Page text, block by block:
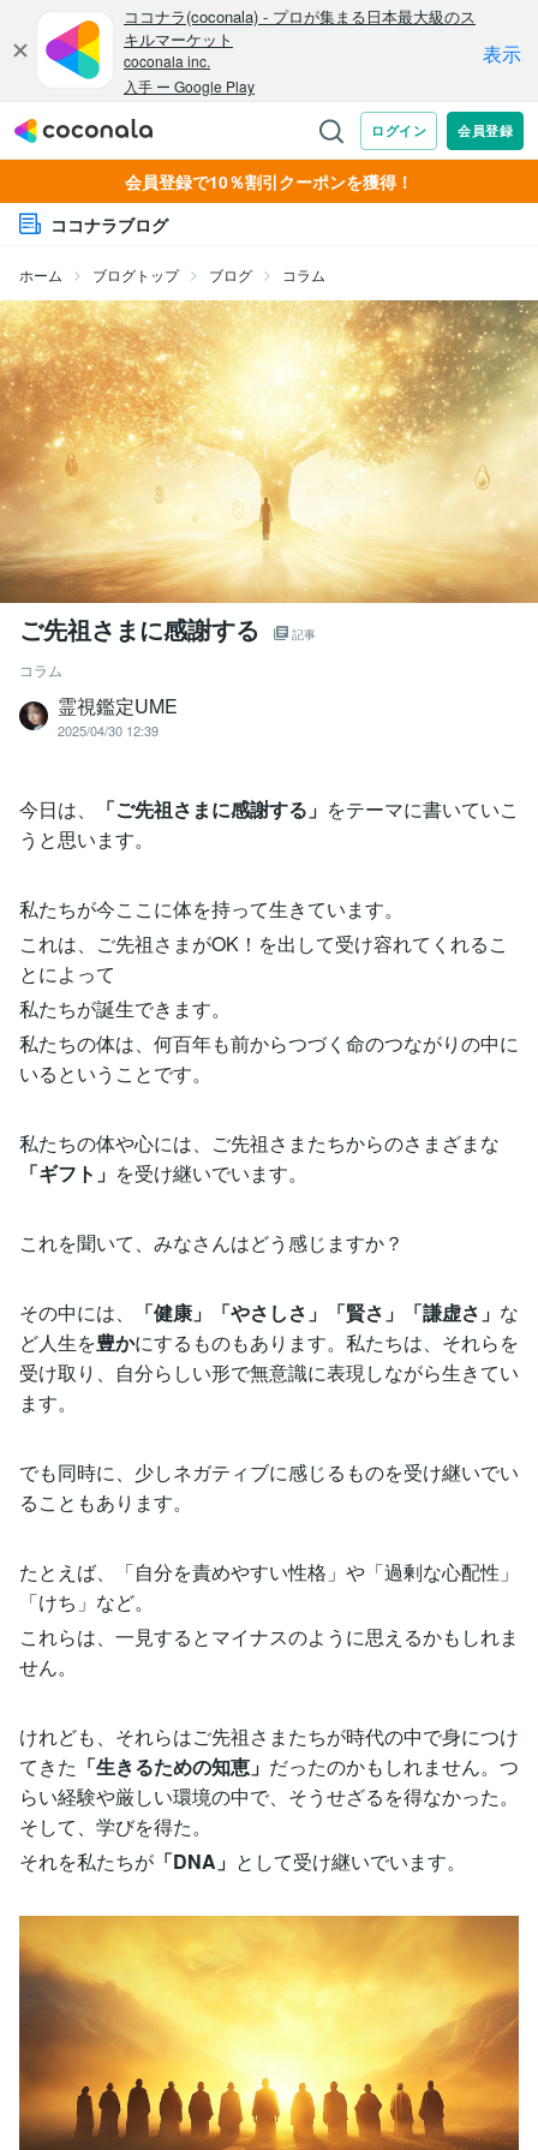
会員登録で10％割引クーポンを獲得！
ココナラブログ
ホーム ブログトップ ブログ コラム
ご先祖さまに感謝する 記事
コラム
霊視鑑定UME
2025/04/30 12:39
今日は、 「ご先祖さまに感謝する」 をテーマに書いていこ
うと思います。
私たちが今ここに体を持って生きています。
これは、ご先祖さまがOK！を出して受け容れてくれるこ
とによって
私たちが誕生できます。
私たちの体は、何百年も前からつづく命のつながりの中に
いるということです。
私たちの体や心には、ご先祖さまたちからのさまざまな
「ギフト」 を受け継いでいます。
これを聞いて、みなさんはどう感じますか？
その中には、 「健康」「やさしさ」「賢さ」「謙虚さ」 な
ど人生を豊かにするものもあります。私たちは、それらを
受け取り、自分らしい形で無意識に表現しながら生きてい
ます。
でも同時に、少しネガティブに感じるものを受け継いでい
ることもあります。
たとえば、「自分を責めやすい性格」や「過剰な心配性」
「けち」など。
これらは、一見するとマイナスのように思えるかもしれま
せん。
けれども、それらはご先祖さまたちが時代の中で身につけ
てきた 「生きるための知恵」 だったのかもしれません。つ
らい経験や厳しい環境の中で、そうせざるを得なかった。
そして、学びを得た。
それを私たちが 「DNA」 として受け継いでいます。